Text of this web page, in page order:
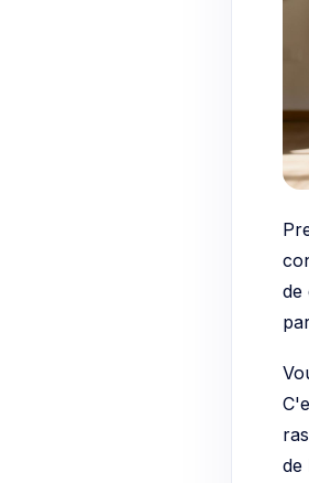
de
de